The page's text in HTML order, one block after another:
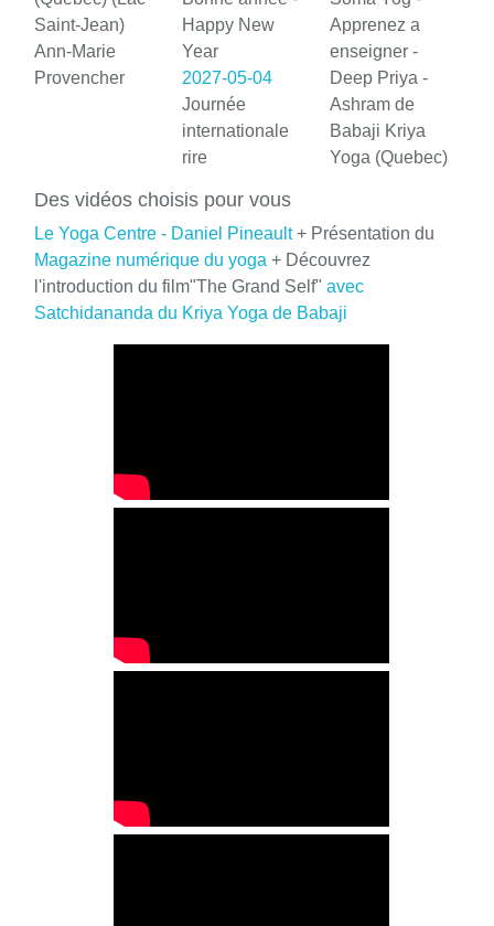
Saint-Jean)
Ann-Marie
Provencher
Happy New
Year
2027-05-04
Journée
internationale
rire
Apprenez a
enseigner -
Deep Priya -
Ashram de
Babaji Kriya
Yoga (Quebec)
Des vidéos choisis pour vous
Le Yoga Centre - Daniel Pineault+ Présentation du
Magazine numérique du yoga + Découvrez
l'introduction du film"The Grand Self" avec
Satchidananda du Kriya Yoga de Babaji